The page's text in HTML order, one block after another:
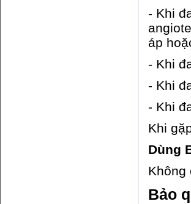
- Khi
áp
- Khi
- Khi
- Khi
Khi
Dùng
Không
Bảo